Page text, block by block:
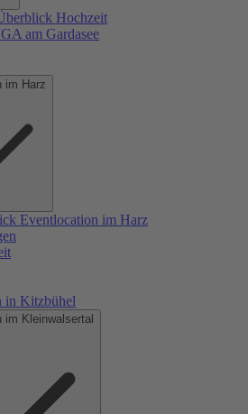
Hochzeit
am Gardasee
im Harz
Eventlocation im Harz
in Kitzbühel
im Kleinwalsertal